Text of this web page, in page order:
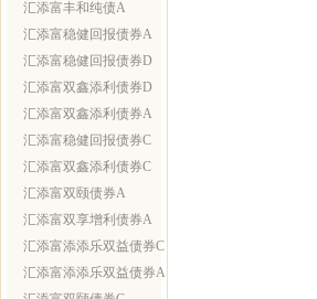
汇添富丰和纯债A
汇添富稳健回报债券A
汇添富稳健回报债券D
汇添富双鑫添利债券D
汇添富双鑫添利债券A
汇添富稳健回报债券C
汇添富双鑫添利债券C
汇添富双颐债券A
汇添富双享增利债券A
汇添富添添乐双益债券C
汇添富添添乐双益债券A